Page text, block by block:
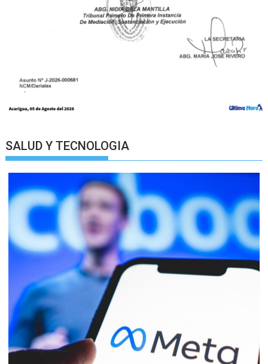
SALUD Y TECNOLOGIA